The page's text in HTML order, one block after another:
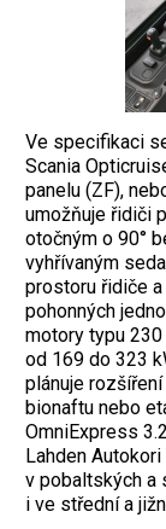
Ve specifikaci
Scania
panelu (ZF),
umožňuje řidiči
otočným o 90°
vyhřívaným
prostoru řidiče
pohonných
motory typu 230
od 169 do 323
plánuje
bionaftu nebo
OmniExpress
Lahden
v pobaltských a
i ve střední a